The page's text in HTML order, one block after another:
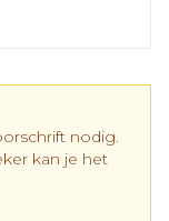
nodig.
kan je het